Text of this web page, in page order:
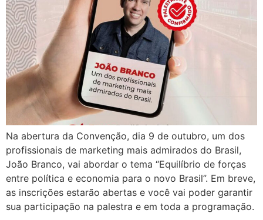
Na abertura da Convenção, dia 9 de outubro, um dos
profissionais de marketing mais admirados do Brasil,
João Branco, vai abordar o tema “Equilíbrio de forças
entre política e economia para o novo Brasil”. Em breve,
as inscrições estarão abertas e você vai poder garantir
sua participação na palestra e em toda a programação.